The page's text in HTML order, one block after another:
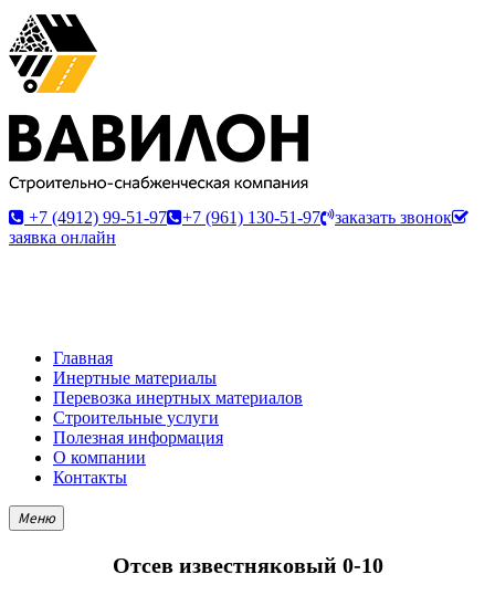
+7 (4912) 99-51-97 +7 (961) 130-51-97
заказать звонок
заявка онлайн
Главная
Инертные материалы
Перевозка инертных материалов
Строительные услуги
Полезная информация
О компании
Контакты
Меню
Отсев известняковый 0-10